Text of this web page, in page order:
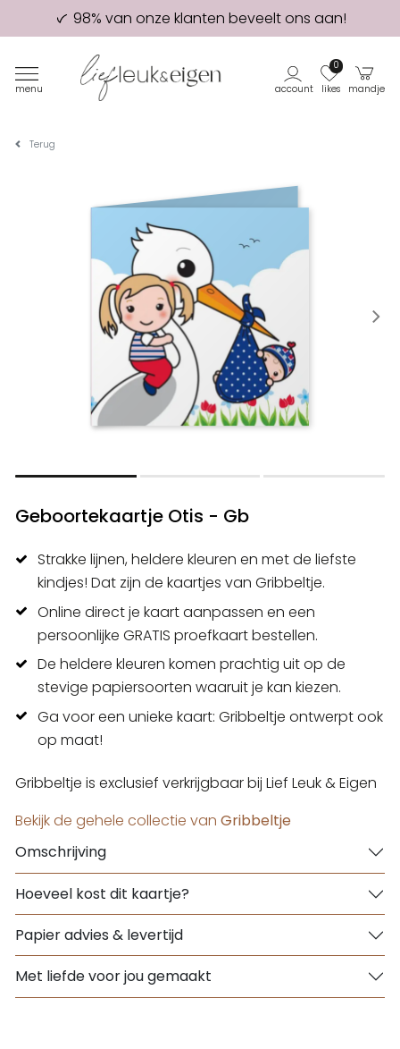
98% van onze klanten beveelt ons aan!
Eerste proefdruk GRATIS
menu account likes
0
mandje
Terug
Geboortekaartje Otis - Gb
Strakke lijnen, heldere kleuren en met de liefste
kindjes! Dat zijn de kaartjes van Gribbeltje.
Online direct je kaart aanpassen en een
persoonlijke GRATIS proefkaart bestellen.
De heldere kleuren komen prachtig uit op de
stevige papiersoorten waaruit je kan kiezen.
Ga voor een unieke kaart: Gribbeltje ontwerpt ook
op maat!
Gribbeltje is exclusief verkrijgbaar bij Lief Leuk & Eigen
Bekijk de gehele collectie van Gribbeltje
Omschrijving
Hoeveel kost dit kaartje?
Papier advies & levertijd
Met liefde voor jou gemaakt